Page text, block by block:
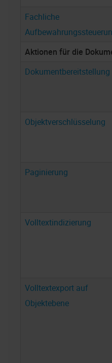
Fachliche
Aktionen für die
Dokumentbereitstellung
Objektverschlüsselung
Paginierung
Volltextindizierung
Volltextexport auf
Objektebene